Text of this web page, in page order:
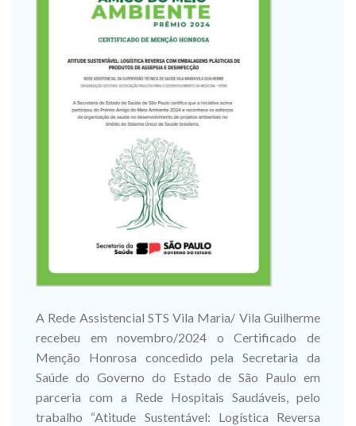
A Rede Assistencial STS Vila Maria/ Vila Guilherme
recebeu em novembro/2024 o Certificado de
Menção Honrosa concedido pela Secretaria da
Saúde do Governo do Estado de São Paulo em
parceria com a Rede Hospitais Saudáveis, pelo
trabalho “Atitude Sustentável: Logística Reversa